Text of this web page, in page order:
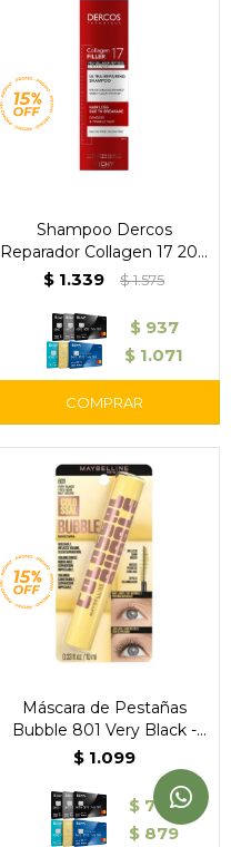
Shampoo Dercos
Reparador Collagen 17 200
ml - Vichy
$ 1.339 $1.575
$ 937
$ 1.071
Máscara de Pestañas
Bubble 801 Very Black -
Maybelline
$ 1.099
$ 769
$ 879